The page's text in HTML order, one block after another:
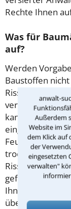
anwalt-
Außerdem
Website im
dem Klick auf
der
eingesetzten
verwalten"
Rechte Ihnen
Was für
auf?
Werden
Baustoffen
Rissen in
verliert ihre
kann eine
eingebaute
Feuchtigkeit
trocknen
Risse. Diese
gefährden. Ein
Ihnen bei einem
überschaubar